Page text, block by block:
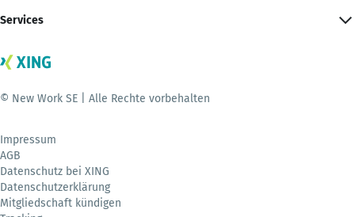
Services
© New Work SE | Alle Rechte vorbehalten
Impressum
AGB
Datenschutz bei XING
Datenschutzerklärung
Mitgliedschaft kündigen